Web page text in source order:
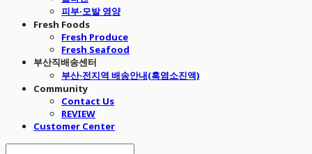
피부·모발 영양
Fresh Foods
Fresh Produce
Fresh Seafood
부산직배송센터
부산·전지역 배송안내(흑염소진액)
Community
Contact Us
REVIEW
Customer Center